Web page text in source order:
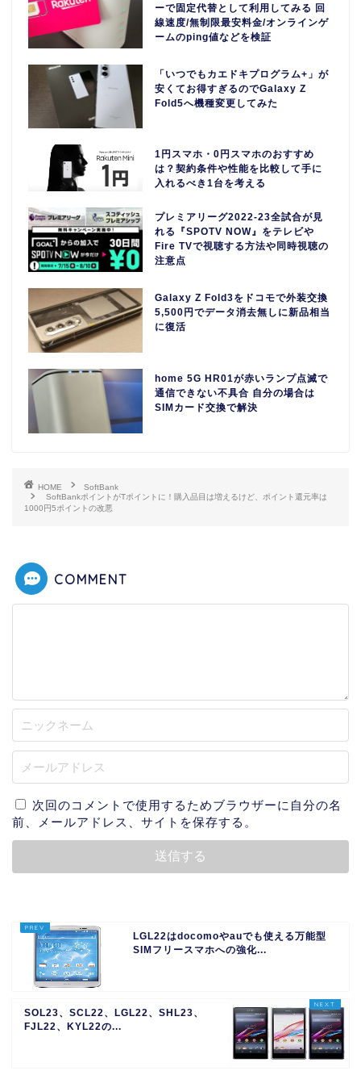
ーで固定代替として利用してみる 回
線速度/無制限最安料金/オンラインゲ
ームのping値などを検証
「いつでもカエドキプログラム+」が
安くてお得すぎるのでGalaxy Z
Fold5へ機種変更してみた
1円スマホ・0円スマホのおすすめ
は？契約条件や性能を比較して手に
入れるべき1台を考える
プレミアリーグ2022-23全試合が見
れる『SPOTV NOW』をテレビや
Fire TVで視聴する方法や同時視聴の
注意点
Galaxy Z Fold3をドコモで外装交換
5,500円でデータ消去無しに新品相当
に復活
home 5G HR01が赤いランプ点滅で
通信できない不具合 自分の場合は
SIMカード交換で解決
HOME
SoftBank
SoftBankポイントがTポイントに！購入品目は増えるけど、ポイント還元率は
1000円5ポイントの改悪
COMMENT
次回のコメントで使用するためブラウザーに自分の名
前、メールアドレス、サイトを保存する。
LGL22はdocomoやauでも使える万能型
SIMフリースマホへの強化...
SOL23、SCL22、LGL22、SHL23、
FJL22、KYL22の...